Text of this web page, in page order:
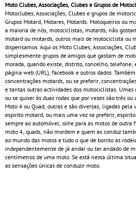
Moto Clubes, Associações, Clubes e Grupos de
Motoclubes, Associações, Clubes e grupos de
Grupos Motard, Motares, Motards. Motoqueiros ou
a maioria de nós, motociclistas, motards, não
motard ou motards, outros mais de motociclista ou
dispensamos. Aqui os Moto Clubes, Associações,
simplesmente grupos de amigos que gastam de
morada, quando existe, distrito, concelho, telefone,
página web (URL), facebook e outros dados.
concentrações motards, ou se preferir,
e tantas outras actividades dos motociclistas. Umas
ou se quiser às duas rodas que por vezes são três ou
Moto 4 ou Quad, outras e são diversas, ligadas
espirito motard, ou mais uma vez se preferir,
sempre ao automóvel, olhe para as motos de outra
moto 4, quads, não mordem e quem as conduz
ao mundo das motos e tudo o que de bonito as
independentemente de já andar ou ter andado de
centímetros de uma moto. Se está nesta última
as sensações únicas de conduzir moto.